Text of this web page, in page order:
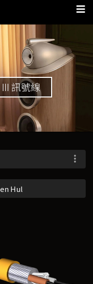
訊號線
Hul